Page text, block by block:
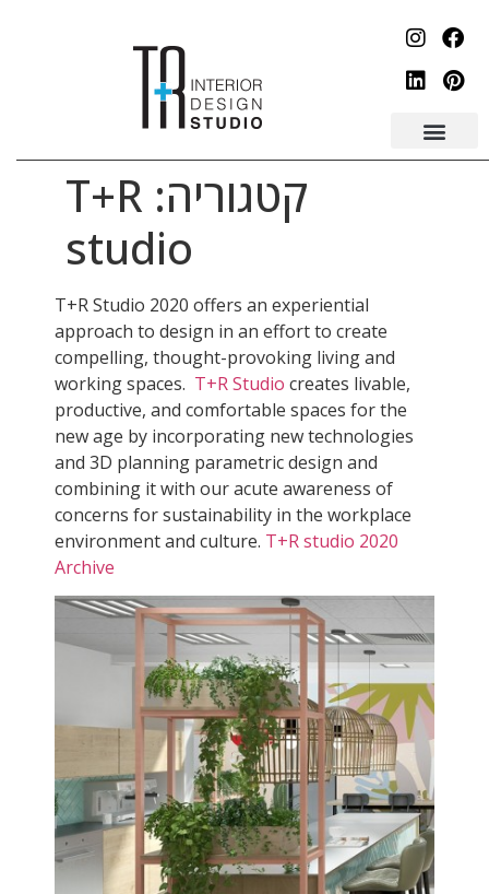
קטגוריה: T+R
studio
T+R Studio 2020 offers an experiential
approach to design in an effort to create
compelling, thought-provoking living and
working spaces. T+R Studio creates livable,
productive, and comfortable spaces for the
new age by incorporating new technologies
and 3D planning parametric design and
combining it with our acute awareness of
concerns for sustainability in the workplace
environment and culture. T+R studio 2020
Archive